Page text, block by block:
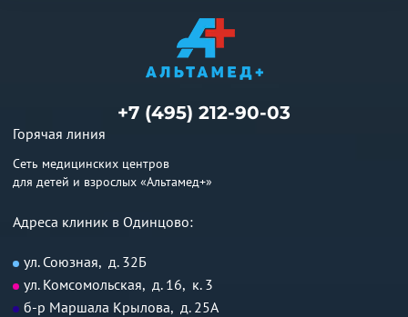
+7 (495) 212-90-03
Горячая линия
Сеть медицинских центров
для детей и взрослых «Альтамед+»
Адреса клиник в Одинцово:
ул. Союзная, д. 32Б
ул. Комсомольская, д. 16, к. 3
б-р Маршала Крылова, д. 25А